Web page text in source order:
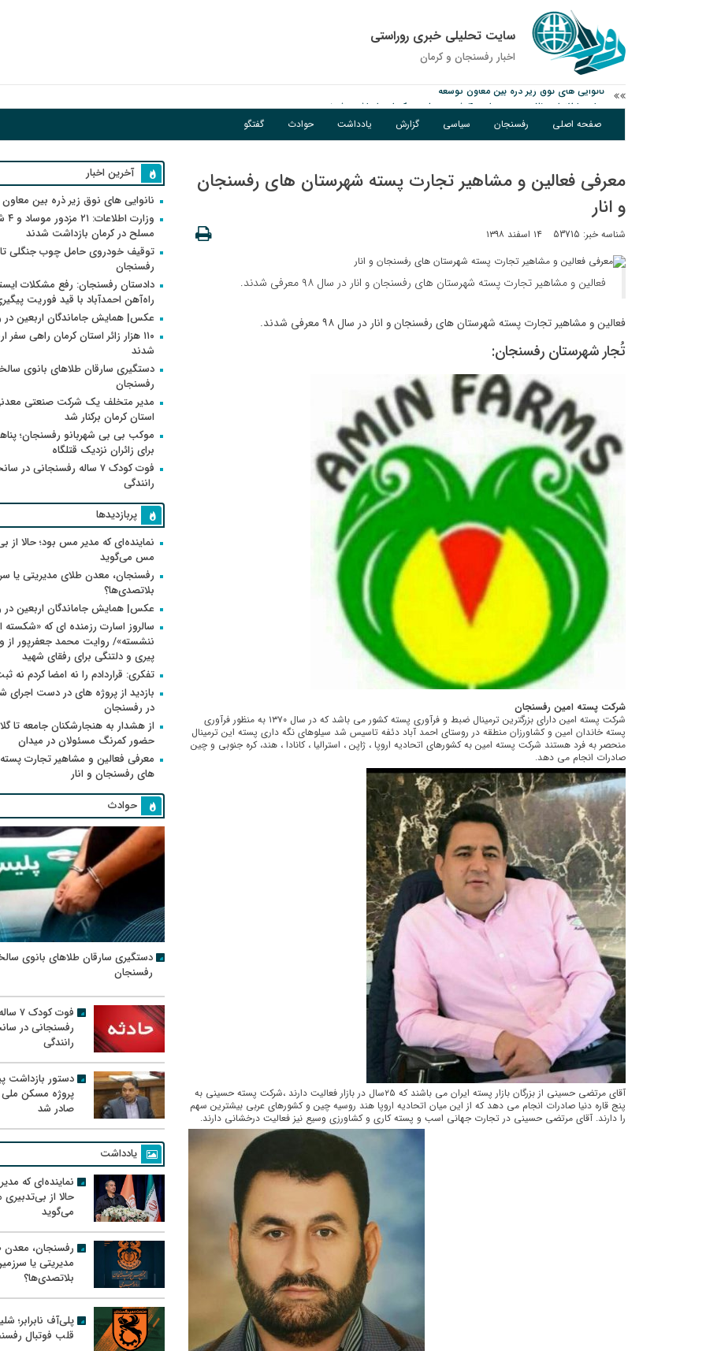
سایت تحلیلی خبری روراستی
اخبار رفسنجان و كرمان
وزارت اطلاعات: ۲۱ مزدور موساد و ۴ شرور مسلح در کرمان بازداشت شدند
توقیف خودروی حامل چوب جنگلی تاغ در رفسنجان
نانوایی های نوق زیر ذره بین معاون توسعه
صفحه اصلی رفسنجان سیاسی گزارش یادداشت حوادث گفتگو
معرفی فعالین و مشاهیر تجارت پسته شهرستان های رفسنجان
و انار
شناسه خبر: 53715 ۱۴ اسفند ۱۳۹۸
فعالین و مشاهیر تجارت پسته شهرستان های رفسنجان و انار در سال ۹۸ معرفی شدند.
فعالین و مشاهیر تجارت پسته شهرستان های رفسنجان و انار در سال ۹۸ معرفی شدند.
تُجار شهرستان رفسنجان:
شرکت پسته امین رفسنجان
شرکت پسته امین دارای بزرگترین ترمینال ضبط و فرآوری پسته کشور می باشد که در سال ۱۳۷۰ به منظور فرآوری
پسته خاندان امین و کشاورزان منطقه در روستای احمد آباد دئفه تاسیس شد سیلوهای نگه داری پسته این ترمینال
منحصر به فرد هستند شرکت پسته امین به کشورهای اتحادیه اروپا ، ژاپن ، استرالیا ، کانادا ، هند، کره جنوبی و چین
صادرات انجام می دهد.
آقای مرتضی حسینی از بزرگان بازار پسته ایران می باشند که ۲۵سال در بازار فعالیت دارند ،شرکت پسته حسینی به
پنج قاره دنیا صادرات انجام می دهد که از این میان اتحادیه اروپا هند روسیه چین و کشورهای عربی بیشترین سهم
را دارند. آقای مرتضی حسینی در تجارت جهانی اسب و پسته کاری و کشاورزی وسیع نیز فعالیت درخشانی دارند.
آخرین اخبار
نانوایی های نوق زیر ذره بین
وزارت
مسلح در کرمان بازداشت شدند
توقیف خودروی حامل چوب جنگلی
رفسنجان
دادستان رفسنجان: رفع مشکلات
راه‌آهن احمدآباد با قید فوریت
عکس| همایش جاماندگان اربعین در
۱۱۰ هزار زائر استان کرمان راهی سفر
شدند
دستگیری سارقان طلاهای بانوی
رفسنجان
مدیر متخلف یک شرکت صنعتی
استان کرمان برکنار شد
موکب بی بی شهربانو رفسنجان؛
برای زائران نزدیک قتلگاه
فوت کودک ۷ ساله رفسنجانی در
رانندگی
پربازدیدها
نماینده‌ای که مدیر مس بود؛ حالا از
مس می‌گوید
رفسنجان، معدن طلای مدیریتی یا
بلاتصدی‌ها؟
عکس| همایش جاماندگان اربعین در
سالروز اسارت رزمنده ای که «شکسته
پیری و دلتنگی برای رفقای شهید
تفکری: قراردادم را نه امضا کردم نه
بازدید از پروژه های در دست
در رفسنجان
از هشدار به هنجارشکنان جامعه تا
حضور کمرنگ مسئولان در میدان
معرفی فعالین و مشاهیر تجارت
های رفسنجان و انار
حوادث
دستگیری سارقان طلاهای بانوی
رفسنجان
فوت کودک ۷ ساله
رفسنجانی در
رانندگی
دستور بازداشت
پروژه مسکن
صادر شد
یادداشت
نماینده‌ای که
حالا از
می‌گوید
رفسنجان، معدن
مدیریتی یا
بلاتصدی‌ها؟
پلی‌آف نابرابر؛
قلب فوتبال